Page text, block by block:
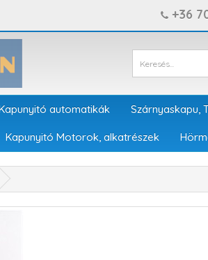
+36
automatikák Szárnyaskapu,
Kapunyitó Motorok, alkatrészek